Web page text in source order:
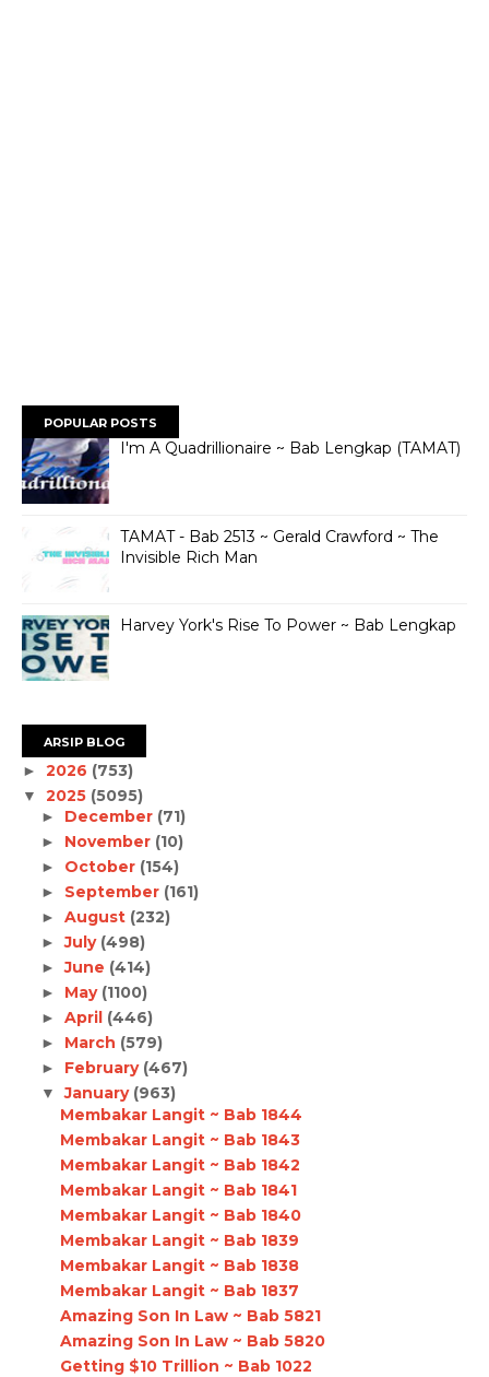
POPULAR POSTS
I'm A Quadrillionaire ~ Bab Lengkap (TAMAT)
TAMAT - Bab 2513 ~ Gerald Crawford ~ The
Invisible Rich Man
Harvey York's Rise To Power ~ Bab Lengkap
ARSIP BLOG
► 2026 (753)
▼ 2025 (5095)
► December (71)
► November (10)
► October (154)
► September (161)
► August (232)
►July (498)
►June (414)
► May (1100)
► April (446)
► March (579)
► February (467)
▼January (963)
Membakar Langit ~ Bab 1844
Membakar Langit ~ Bab 1843
Membakar Langit ~ Bab 1842
Membakar Langit ~ Bab 1841
Membakar Langit ~ Bab 1840
Membakar Langit ~ Bab 1839
Membakar Langit ~ Bab 1838
Membakar Langit ~ Bab 1837
Amazing Son In Law ~ Bab 5821
Amazing Son In Law ~ Bab 5820
Getting $10 Trillion ~ Bab 1022